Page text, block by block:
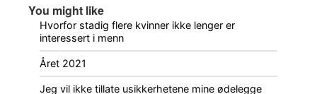
You might like
Hvorfor stadig flere kvinner ikke lenger er
interessert i menn
Året 2021
Jeg vil ikke tillate usikkerhetene mine ødelegge